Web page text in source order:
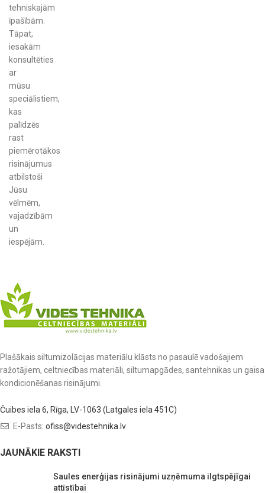
tehniskajām
īpašībām.
Tāpat,
iesakām
konsultēties
ar
mūsu
speciālistiem,
kas
palīdzēs
rast
piemērotākos
risinājumus
atbilstoši
Jūsu
vēlmēm,
vajadzībām
un
iespējām.
Plašākais siltumizolācijas materiālu klāsts no pasaulē vadošajiem
ražotājiem, celtniecības materiāli, siltumapgādes, santehnikas un gaisa
kondicionēšanas risinājumi.
Čuibes iela 6, Rīga, LV-1063 (Latgales iela 451C)
E-Pasts: ofiss@videstehnika.lv
JAUNĀKIE RAKSTI
Saules enerģijas risinājumi uzņēmuma ilgtspējīgai
attīstībai